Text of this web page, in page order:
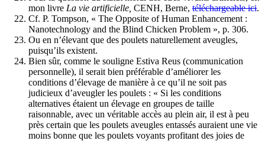
mon livre La vie artificielle, CENH, Berne, téléchargeable ici.
Cf. P. Tompson, « The Opposite of Human Enhancement :
Nanotechnology and the Blind Chicken Problem », p. 306.
Ou en n’élevant que des poulets naturellement aveugles,
puisqu’ils existent.
Bien sûr, comme le souligne Estiva Reus (communication
personnelle), il serait bien préférable d’améliorer les
conditions d’élevage de manière à ce qu’il ne soit pas
judicieux d’aveugler les poulets : « Si les conditions
alternatives étaient un élevage en groupes de taille
raisonnable, avec un véritable accès au plein air, il est à peu
près certain que les poulets aveugles entassés auraient une vie
moins bonne que les poulets voyants profitant des joies de